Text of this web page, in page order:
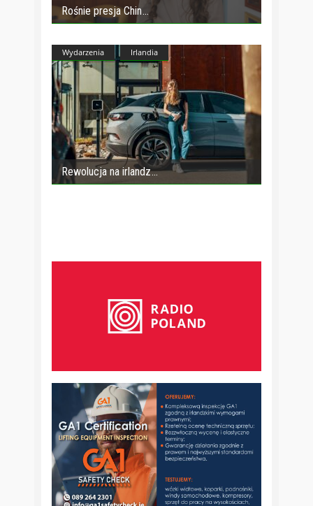
Rośnie presja Chin
Wydarzenia Irlandia
Rewolucja na irlandz